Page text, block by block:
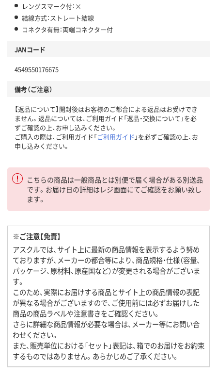
レングスマーク付：×
結線方式：ストレート結線
コネクタ有無：両端コネクター付
JANコード
4549550176675
備考（ご注意）
【返品について】開封後はお客様のご都合による返品はお受けでき
ません。返品については、ご利用ガイド「返品・交換について」を必
ずご確認の上、お申し込みください。
ご購入の際は、ご利用ガイド「ご利用ガイド 」を必ずご確認の上、お
申し込みください。
こちらの商品は一般商品とは別便で届く場合がある別送品
です。お届け日の詳細はレジ画面にてご確認をお願い致し
ます。
※ご注意【免責】
アスクルでは、サイト上に最新の商品情報を表示するよう努め
ておりますが、メーカーの都合等により、商品規格・仕様（容量、
パッケージ、原材料、原産国など）が変更される場合がございま
す。
このため、実際にお届けする商品とサイト上の商品情報の表記
が異なる場合がございますので、ご使用前には必ずお届けした
商品の商品ラベルや注意書きをご確認ください。
さらに詳細な商品情報が必要な場合は、メーカー等にお問い合
わせください。
また、販売単位における「セット」表記は、箱でのお届けをお約束
するものではありません。あらかじめご了承ください。